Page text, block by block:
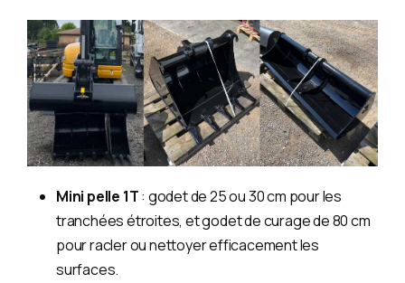
Mini pelle 1T: godet de 25 ou 30 cm pour les
tranchées étroites, et godet de curage de 80 cm
pour racler ou nettoyer efficacement les
surfaces.